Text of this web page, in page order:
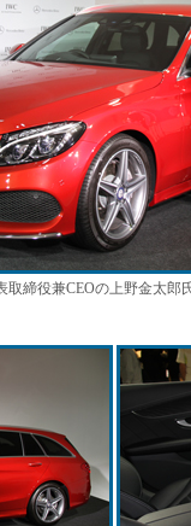
取締役兼CEOの上野金太郎